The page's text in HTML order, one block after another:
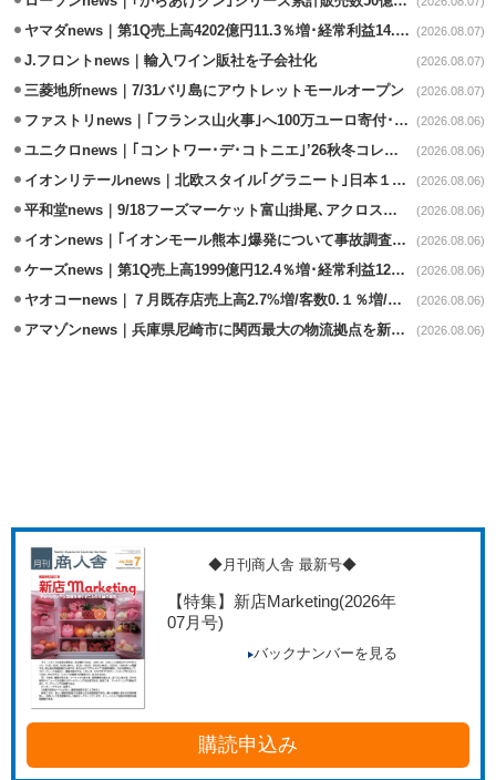
ヤマダnews｜第1Q売上高4202億円11.3％増･経常利益14.5％増 (2026.08.07)
J.フロントnews｜輸入ワイン販社を子会社化 (2026.08.07)
三菱地所news｜7/31バリ島にアウトレットモールオープン (2026.08.07)
ファストリnews｜｢フランス山火事｣へ100万ユーロ寄付･衣料5万点も提供 (2026.08.06)
ユニクロnews｜｢コントワー･デ･コトニエ｣’26秋冬コレクション8/28発売 (2026.08.06)
イオンリテールnews｜北欧スタイル｢グラニート｣日本１号店を自由が丘に開業 (2026.08.06)
平和堂news｜9/18フーズマーケット富山掛尾､アクロスプラザ内に出店 (2026.08.06)
イオンnews｜｢イオンモール熊本｣爆発について事故調査委員会設置 (2026.08.06)
ケーズnews｜第1Q売上高1999億円12.4％増･経常利益125.0%増 (2026.08.06)
ヤオコーnews｜７月既存店売上高2.7%増/客数0.１％増/客単価2.6％増 (2026.08.06)
アマゾンnews｜兵庫県尼崎市に関西最大の物流拠点を新設・市内2拠点目 (2026.08.06)
◆月刊商人舎 最新号◆
【特集】新店Marketing(2026年
07月号)
バックナンバーを見る
購読申込み